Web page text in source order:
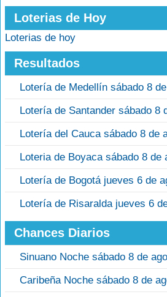
Loterias de Hoy
Loterias de hoy
Resultados
Lotería de Medellín sábado 8
Lotería de Santander sábado 8
Lotería del Cauca sábado 8 de
Loteria de Boyaca sábado 8 de
Lotería de Bogotá jueves 6 de
Lotería de Risaralda jueves 6
Chances Diarios
Sinuano Noche sábado 8 de
Caribeña Noche sábado 8 de